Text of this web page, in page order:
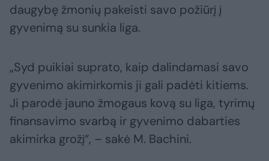
daugybę žmonių pakeisti savo požiūrį į
gyvenimą su sunkia liga.
„Syd puikiai suprato, kaip dalindamasi savo
gyvenimo akimirkomis ji gali padėti kitiems.
Ji parodė jauno žmogaus kovą su liga, tyrimų
finansavimo svarbą ir gyvenimo dabarties
akimirka grožį“, – sakė M. Bachini.